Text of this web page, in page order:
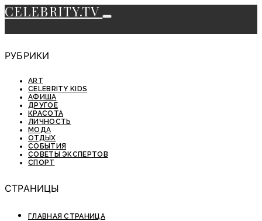
CELEBRITY.TV
РУБРИКИ
ART
CELEBRITY KIDS
АФИША
ДРУГОЕ
КРАСОТА
ЛИЧНОСТЬ
МОДА
ОТДЫХ
СОБЫТИЯ
СОВЕТЫ ЭКСПЕРТОВ
СПОРТ
СТРАНИЦЫ
ГЛАВНАЯ СТРАНИЦА